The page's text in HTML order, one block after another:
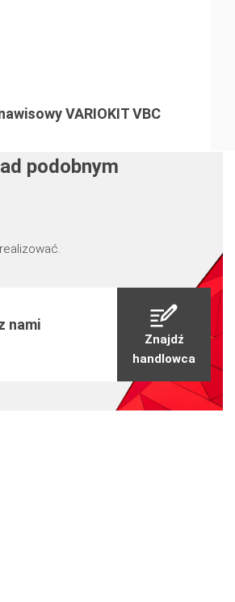
VARIOKIT VBC
podobnym
nami
Znajdź
handlowca